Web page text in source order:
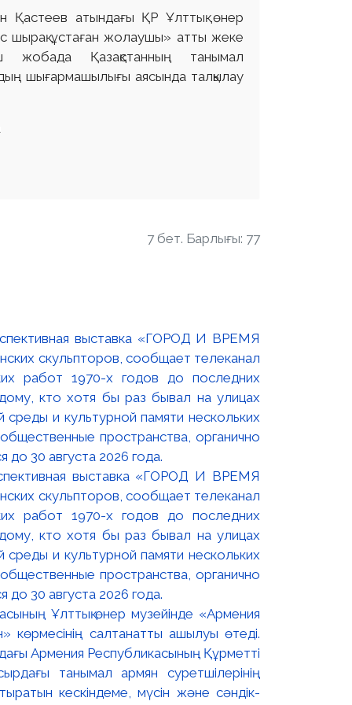
Қастеев атындағы ҚР Ұлттық өнер
шырақ ұстаған жолаушы» атты жеке
жобада Қазақстанның танымал
шығармашылығы аясында талқылау
7 бет. Барлығы: 77
выставка «ГОРОД И ВРЕМЯ
скульпторов, сообщает телеканал
работ 1970-х годов до последних
кто хотя бы раз бывал на улицах
и культурной памяти нескольких
пространства, органично
30 августа 2026 года.